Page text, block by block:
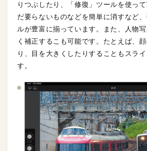
りつぶしたり、「修復」ツールを使っ
だ要らないものなどを簡単に消すなど
ルが豊富に揃っています。また、人物
く補正するこも可能です。たとえば、
り、目を大きくしたりすることもスラ
す。